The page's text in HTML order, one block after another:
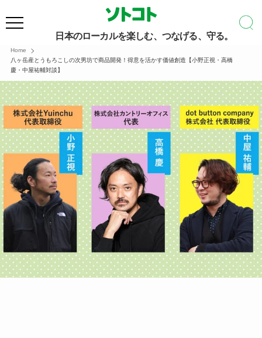
日本のローカルを楽しむ、つなげる、守る。
Home
八ヶ岳産とうもろこしの次男坊で商品開発！得意を活かす価値創造【小野正視・高橋
慶・中屋祐輔対談】